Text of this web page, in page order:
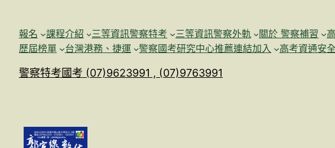
報名 課程介紹 三等資訊警察特考 三等資訊警察外軌 關於 警察補習
歷屆榜單
台灣港務、捷運 警察國考研究中心推薦連結加入 高考資通安全
警察特考國考 (07)9623991 , (07)9763991